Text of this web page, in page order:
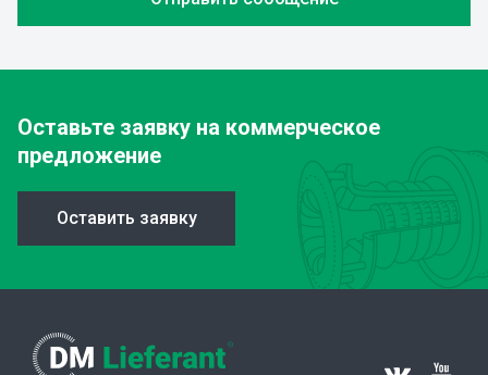
Оставьте заявку на коммерческое
предложение
Оставить заявку